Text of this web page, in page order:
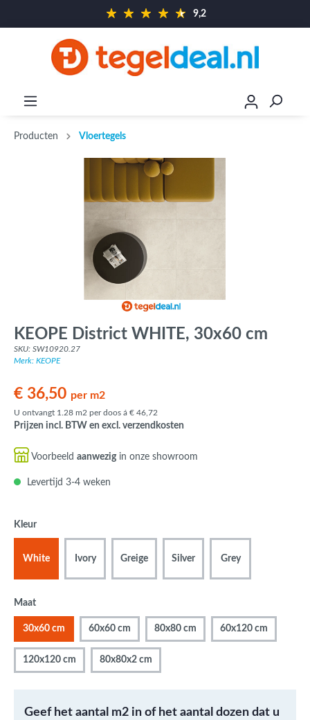
9,2
Producten Vloertegels
KEOPE District WHITE, 30x60 cm
SKU: SW10920.27
Merk: KEOPE
€ 36,50 per m2
U ontvangt 1.28 m2 per doos á € 46,72
Prijzen incl. BTW en excl. verzendkosten
Voorbeeld aanwezigin onze showroom
Levertijd 3-4 weken
Kleur
White Ivory Greige Silver Grey
Maat
30x60 cm 60x60 cm 80x80 cm 60x120 cm
120x120 cm 80x80x2 cm
Geef het aantal m2 in of het aantal dozen dat u